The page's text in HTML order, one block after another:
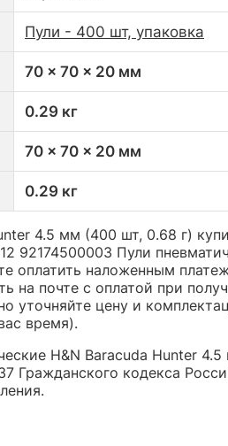
Пули - 400 шт, упаковка
70 x 70 x 20 мм
0.29 кг
70 x 70 x 20 мм
0.29 кг
4.5 мм (400 шт, 0.68 г)
92174500003 Пули
наложенным
на почте с оплатой при
уточняйте цену и
время).
H&N Baracuda Hunter
Гражданского кодекса